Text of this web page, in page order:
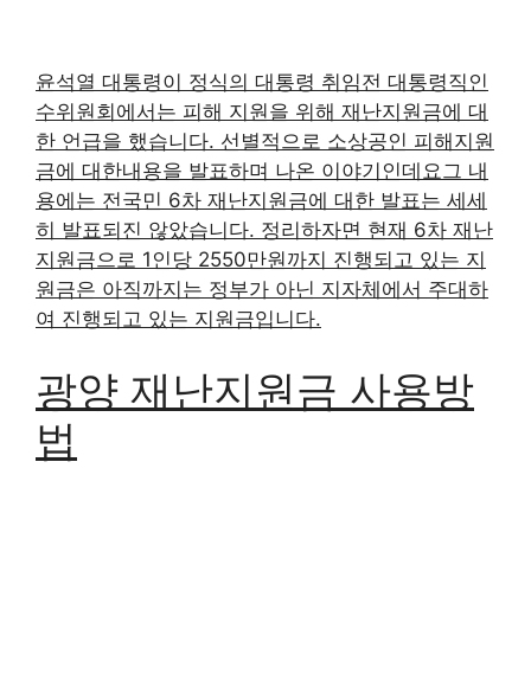
윤석열 대통령이 정식의 대통령 취임전 대통령직인
수위원회에서는 피해 지원을 위해 재난지원금에 대
한 언급을 했습니다. 선별적으로 소상공인 피해지원
금에 대한내용을 발표하며 나온 이야기인데요그 내
용에는 전국민 6차 재난지원금에 대한 발표는 세세
히 발표되진 않았습니다. 정리하자면 현재 6차 재난
지원금으로 1인당 2550만원까지 진행되고 있는 지
원금은 아직까지는 정부가 아닌 지자체에서 주대하
여 진행되고 있는 지원금입니다.
광양 재난지원금 사용방
법